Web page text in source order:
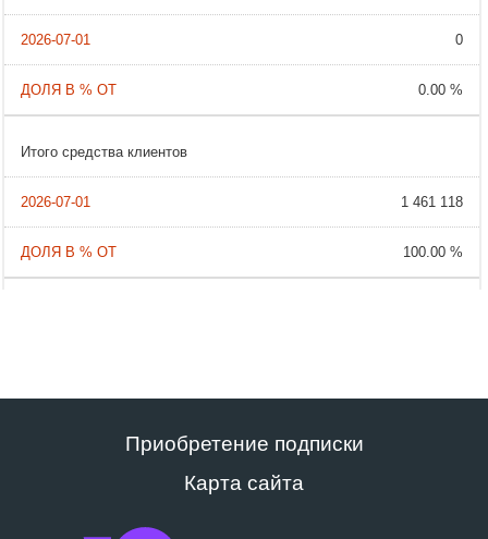
0
0.00 %
Итого средства клиентов
1 461 118
100.00 %
Приобретение подписки
Карта сайта